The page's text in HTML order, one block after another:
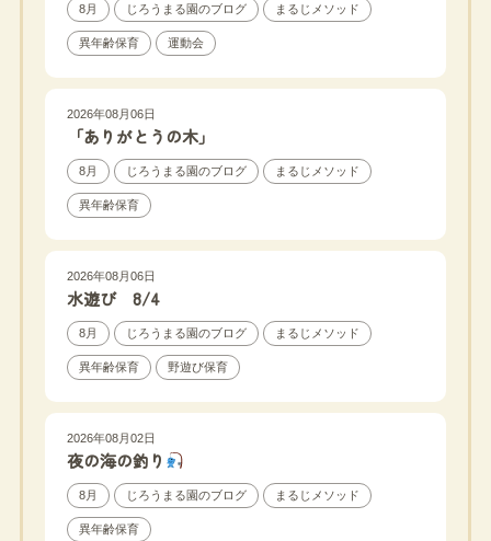
8月 じろうまる園のブログ まるじメソッド
異年齢保育 運動会
2026年08月06日
「ありがとうの木」
8月 じろうまる園のブログ まるじメソッド
異年齢保育
2026年08月06日
水遊び 8/4
8月 じろうまる園のブログ まるじメソッド
異年齢保育 野遊び保育
2026年08月02日
夜の海の釣り
8月 じろうまる園のブログ まるじメソッド
異年齢保育